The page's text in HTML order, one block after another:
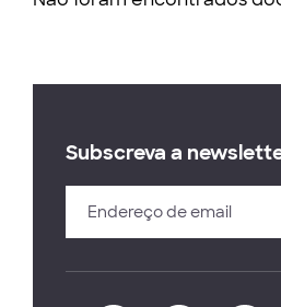
Subscreva a